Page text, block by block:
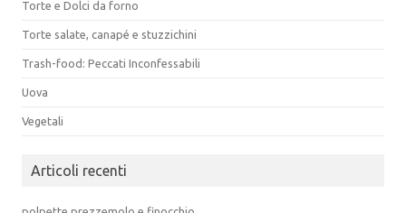
Torte e Dolci da forno
Torte salate, canapé e stuzzichini
Trash-food: Peccati Inconfessabili
Uova
Vegetali
Articoli recenti